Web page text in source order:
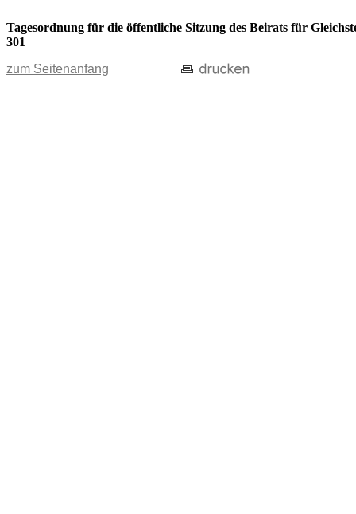
Tagesordnung für die öffentliche Sitzung des Beirats für
301
zum Seitenanfang